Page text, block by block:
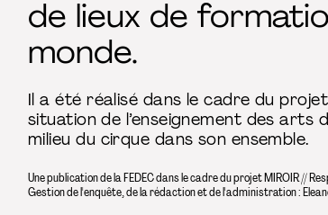
de lieux de
monde.
Il a été réalisé dans le cadre du
situation de l’enseignement des arts
milieu du cirque dans son ensemble.
Une publication de la FEDEC dans le cadre du projet MIROIR //
Gestion de l'enquête, de la rédaction et de l'administration :